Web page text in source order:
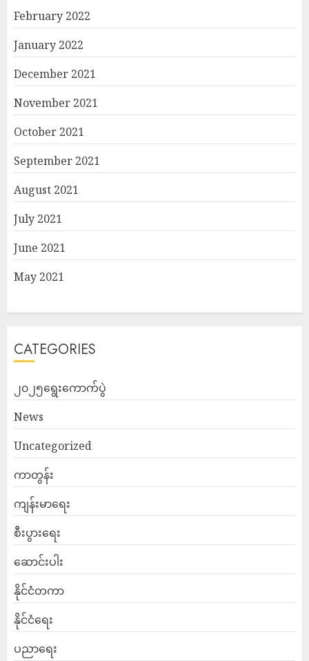
February 2022
January 2022
December 2021
November 2021
October 2021
September 2021
August 2021
July 2021
June 2021
May 2021
CATEGORIES
၂၀၂၅ရွေးကောက်ပွဲ
News
Uncategorized
ကာတွန်း
ကျန်းမာရေး
စီးပွားရေး
ဆောင်းပါး
နိုင်ငံတကာ
နိုင်ငံရေး
ပညာရေး